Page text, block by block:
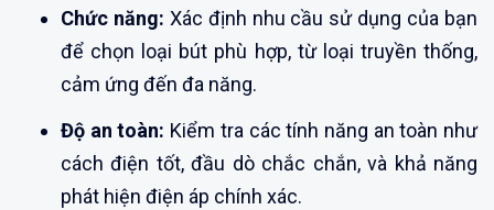
Chức năng: Xác định nhu cầu sử dụng của bạn
để chọn loại bút phù hợp, từ loại truyền thống,
cảm ứng đến đa năng.
Độ an toàn: Kiểm tra các tính năng an toàn như
cách điện tốt, đầu dò chắc chắn, và khả năng
phát hiện điện áp chính xác.